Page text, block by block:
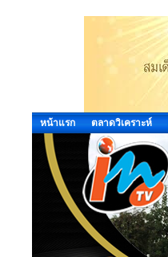
หน้าแรก ตลาดวิเคราะห์